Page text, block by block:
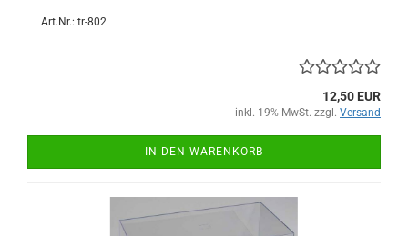
Art.Nr.: tr-802
12,50 EUR
inkl. 19% MwSt. zzgl. Versand
IN DEN WARENKORB